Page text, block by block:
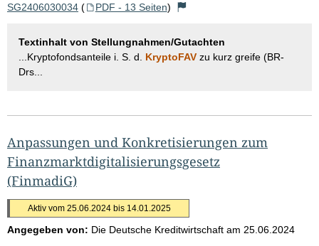
SG2406030034 ( PDF - 13 Seiten)
Textinhalt von Stellungnahmen/Gutachten
...Kryptofondsanteile i. S. d. KryptoFAV zu kurz greife (BR-
Drs...
Anpassungen und Konkretisierungen zum
Finanzmarktdigitalisierungsgesetz
(FinmadiG)
Aktiv vom 25.06.2024 bis 14.01.2025
Angegeben von: Die Deutsche Kreditwirtschaft am 25.06.2024